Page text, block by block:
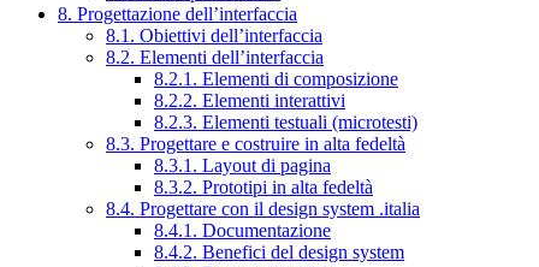
8. Progettazione dell’interfaccia
8.1. Obiettivi dell’interfaccia
8.2. Elementi dell’interfaccia
8.2.1. Elementi di composizione
8.2.2. Elementi interattivi
8.2.3. Elementi testuali (microtesti)
8.3. Progettare e costruire in alta fedeltà
8.3.1. Layout di pagina
8.3.2. Prototipi in alta fedeltà
8.4. Progettare con il design system .italia
8.4.1. Documentazione
8.4.2. Benefici del design system